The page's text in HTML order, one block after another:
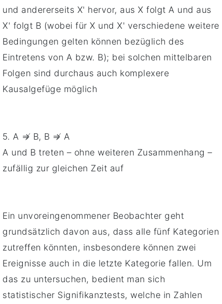
und andererseits X' hervor, aus X folgt A und aus
X' folgt B (wobei für X und X' verschiedene weitere
Bedingungen gelten können bezüglich des
Eintretens von A bzw. B); bei solchen mittelbaren
Folgen sind durchaus auch komplexere
Kausalgefüge möglich
5. A ⇏ B, B ⇏ A
A und B treten – ohne weiteren Zusammenhang –
zufällig zur gleichen Zeit auf
Ein unvoreingenommener Beobachter geht
grundsätzlich davon aus, dass alle fünf Kategorien
zutreffen könnten, insbesondere können zwei
Ereignisse auch in die letzte Kategorie fallen. Um
das zu untersuchen, bedient man sich
statistischer Signifikanztests, welche in Zahlen